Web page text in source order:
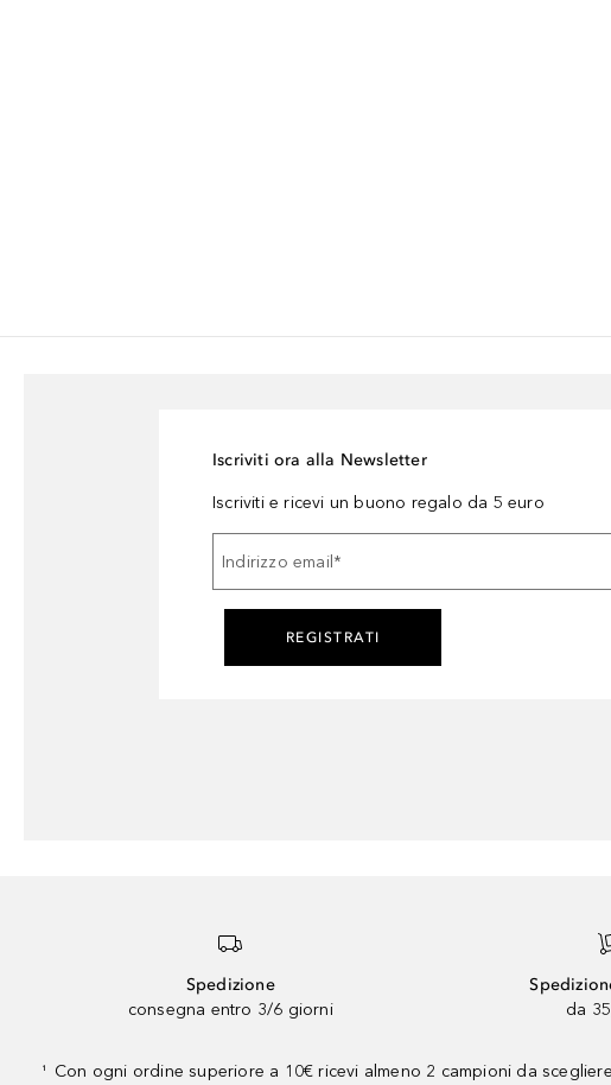
Iscriviti ora alla Newsletter
Iscriviti e ricevi un buono regalo da 5 euro
Indirizzo email *
REGISTRATI
Spedizione
consegna entro 3/6 giorni
da
¹ Con ogni ordine superiore a 10€ ricevi almeno 2 campioni da